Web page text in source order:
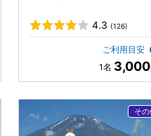
4.3 (126)
ご利用目安
3,000